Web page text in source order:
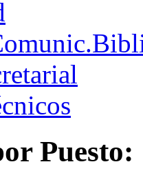
Puesto: